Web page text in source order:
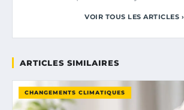
VOIR TOUS LES ARTICLES ›
ARTICLES SIMILAIRES
CHANGEMENTS CLIMATIQUES